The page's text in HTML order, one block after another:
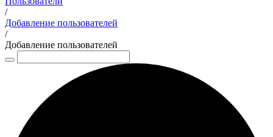
/
Добавление пользователей
/
Добавление пользователей